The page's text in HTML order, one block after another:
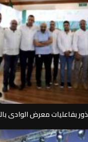
بفاعليات معرض الوادى